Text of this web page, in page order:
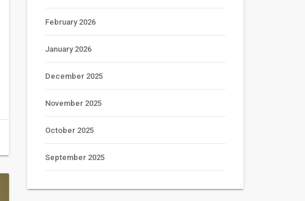
February 2026
January 2026
December 2025
November 2025
October 2025
September 2025